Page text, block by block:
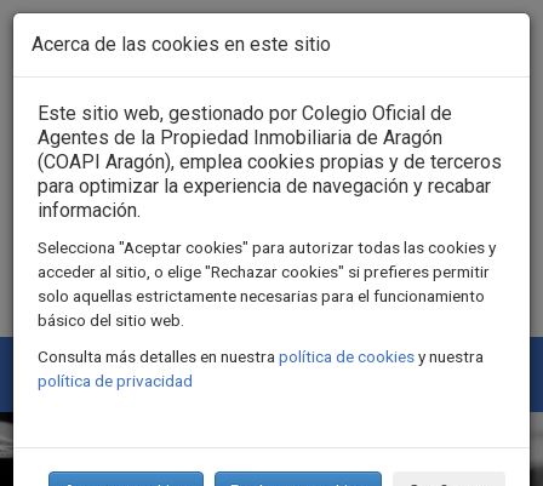
Pasar al contenido principal
Acceso usuarios
Acerca de las cookies en este sitio
Este sitio web, gestionado por Colegio Oficial de
Agentes de la Propiedad Inmobiliaria de Aragón
(COAPI Aragón), emplea cookies propias y de terceros
para optimizar la experiencia de navegación y recabar
información.
Selecciona "Aceptar cookies" para autorizar todas las cookies y
acceder al sitio, o elige "Rechazar cookies" si prefieres permitir
solo aquellas estrictamente necesarias para el funcionamiento
básico del sitio web.
Consulta más detalles en nuestra política de cookiesy nuestra
política de privacidad